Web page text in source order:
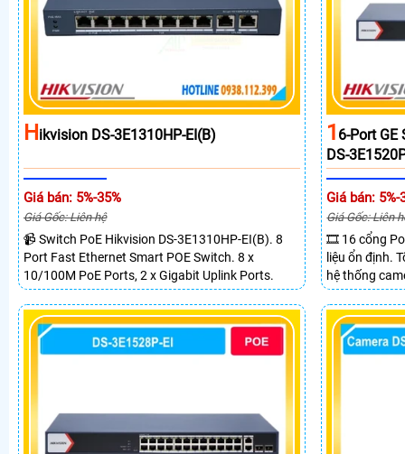
H Ikvision DS-3E1310HP-EI(B)
Giá bán: 5%-35%
Giá Gốc: Liên hệ
📹 Switch PoE Hikvision DS-3E1310HP-EI(B). 8
Port Fast Ethernet Smart POE Switch. 8 x
10/100M PoE Ports, 2 x Gigabit Uplink Ports.
1 6-Port GE
DS-
Giá bán: 5%-
Giá Gốc: Liên
🎞 16 cổng
liệu ổn định.
hệ thống
2 cổng
truyền PoE